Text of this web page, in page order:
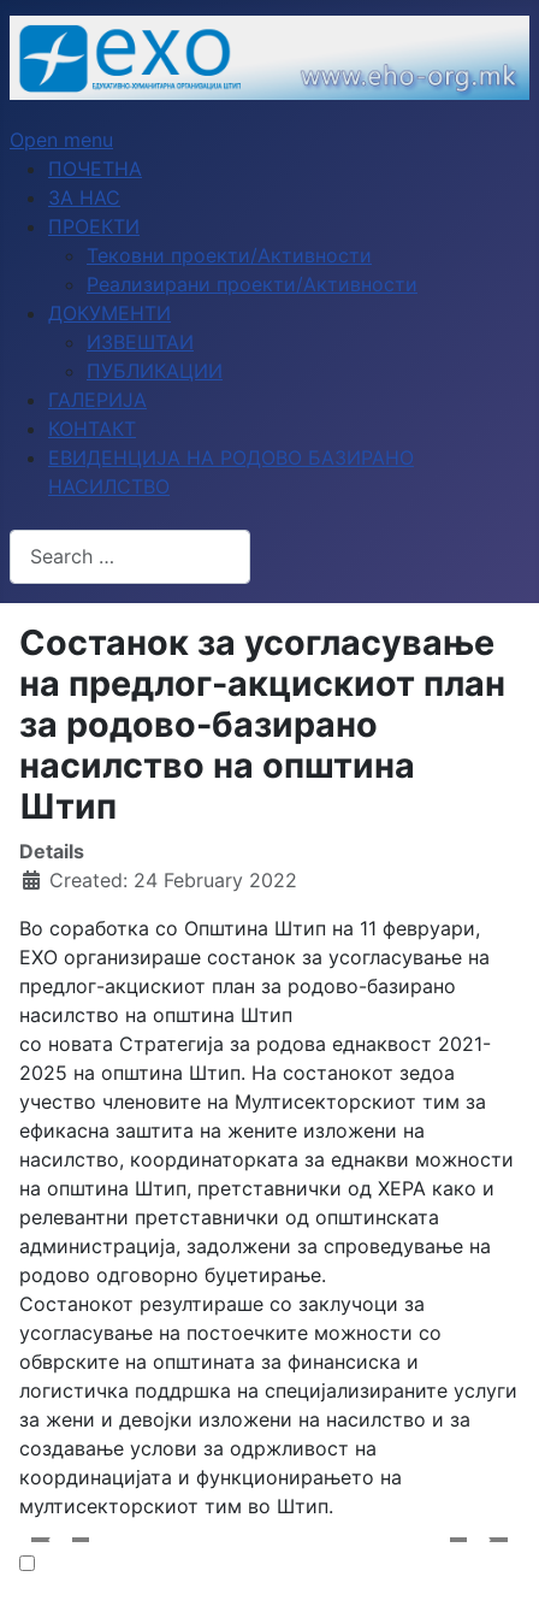
Open menu
ПОЧЕТНА
ЗА НАС
ПРОЕКТИ
Тековни проекти/Активности
Реализирани проекти/Активности
ДОКУМЕНТИ
ИЗВЕШТАИ
ПУБЛИКАЦИИ
ГАЛЕРИЈА
КОНТАКТ
ЕВИДЕНЦИЈА НА РОДОВО БАЗИРАНО
НАСИЛСТВО
Search
Type 2 or more characters for results.
Состанок за усогласување
на предлог-акцискиот план
за родово-базирано
насилство на општина
Штип
Details
Created: 24 February 2022
Во соработка со Општина Штип на 11 февруари,
ЕХО организираше состанок за усогласување на
предлог-акцискиот план за родово-базирано
насилство на општина Штип
со новата Стратегија за родова еднаквост 2021-
2025 на општина Штип. На состанокот зедоа
учество членовите на Мултисекторскиот тим за
ефикасна заштита на жените изложени на
насилство, координаторката за еднакви можности
на општина Штип, претставнички од ХЕРА како и
релевантни претставнички од општинската
администрација, задолжени за спроведување на
родово одговорно буџетирање.
Состанокот резултираше со заклучоци за
усогласување на постоечките можности со
обврските на општината за финансиска и
логистичка поддршка на специјализираните услуги
за жени и девојки изложени на насилство и за
создавање услови за одржливост на
координацијата и функционирањето на
мултисекторскиот тим во Штип.